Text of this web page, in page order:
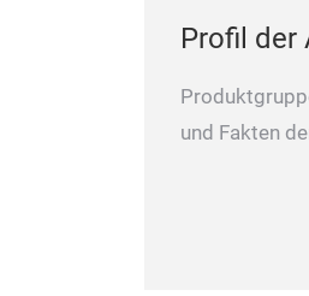
Profil der
und Fakten